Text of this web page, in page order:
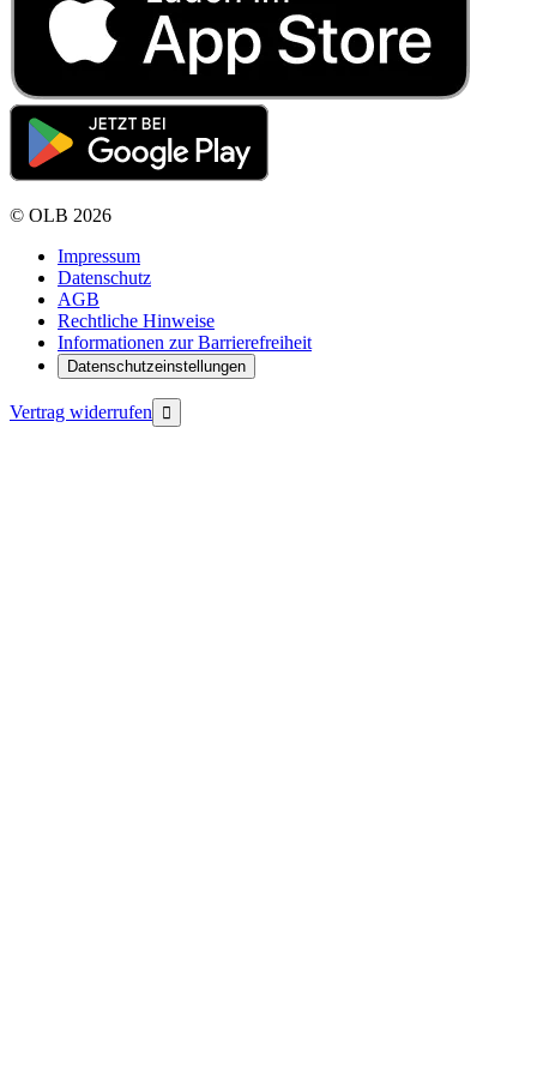
© OLB 2026
Impressum
Datenschutz
AGB
Rechtliche Hinweise
Informationen zur Barrierefreiheit
Datenschutzeinstellungen
Vertrag widerrufen 